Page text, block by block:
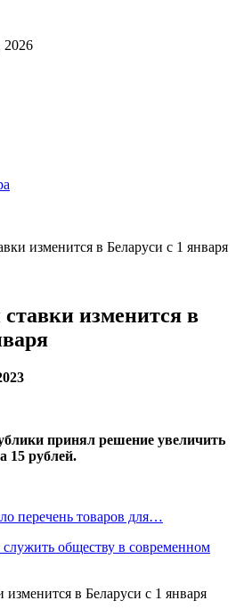
2026
изменится в Беларуси с 1 января
ставки изменится в
принял решение увеличить
15 рублей.
перечень товаров для…
обществу в современном